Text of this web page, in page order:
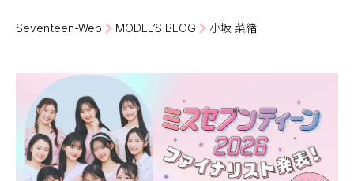
Seventeen-Web MODEL’S BLOG 小坂 菜緒